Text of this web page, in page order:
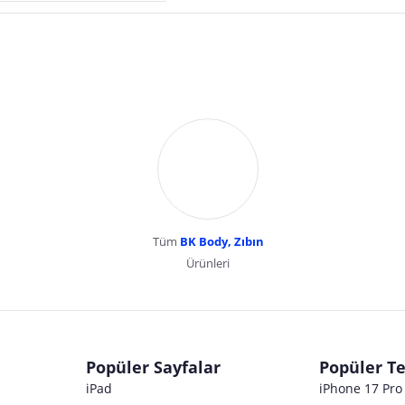
Tüm BK Body, Zıbın
Ürünleri
Popüler Sayfalar
iPad
Popüler
iPhone 17